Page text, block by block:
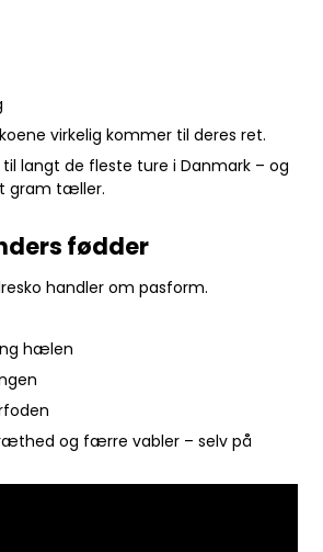
virkelig kommer til deres ret.
langt de fleste ture i Danmark – og
gram tæller.
fødder
handler om pasform.
hælen
og færre vabler – selv på